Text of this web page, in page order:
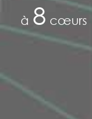
à 8 cœurs